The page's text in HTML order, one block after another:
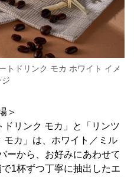
トドリンク モカ ホワイト イメ
ジ
＞
ドリンク モカ」と「リンツ
モカ」は、ホワイト／ミル
ーから、お好みにあわせて
1杯ずつ丁寧に抽出したエ